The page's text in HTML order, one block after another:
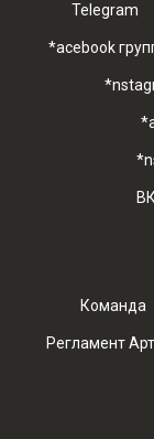
Telegram
*acebook
Команда
Регламент